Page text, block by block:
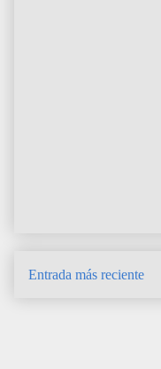
Entrada más reciente